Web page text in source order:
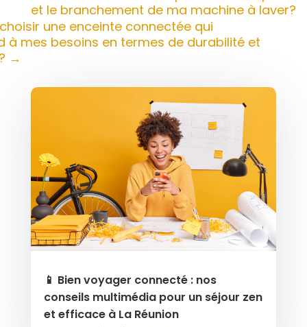
et le branchement de ma machine à laver?
une enceinte connectée qui
à mes besoins en termes de durabilité et
→
📱 Bien voyager connecté : nos
conseils multimédia pour un séjour zen
et efficace à La Réunion